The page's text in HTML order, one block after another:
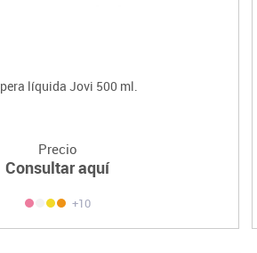
líquida Jovi 500 ml.
Precio
Consultar aquí
+10